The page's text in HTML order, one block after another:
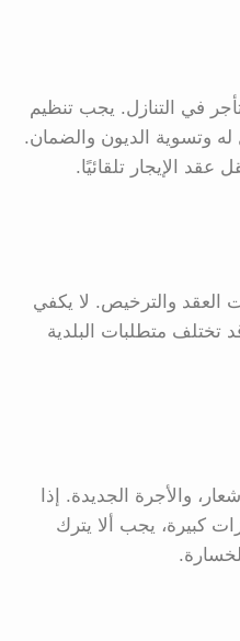
في التنازل. يجب تنظيم
وتسوية الديون والضمان.
الإيجار تلقائيًا.
العقد والترخيص. لا يكفي
تختلف متطلبات البلدية
والأجرة الجديدة. إذا
كبيرة، يجب ألا يترك